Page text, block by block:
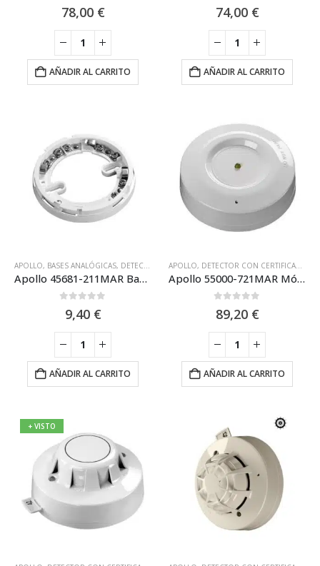
78,00 €
AÑADIR AL CARRITO
74,00 €
AÑADIR AL CARRITO
APOLLO, BASES ANALÓGICAS, DETECTOR CON CERTIFICACIÓN MARINA ,EQUIPOS
Apollo 45681-211MAR Base para Detectores Marinos XP95
9,40 €
AÑADIR AL CARRITO
APOLLO, DETECTOR CON CERTIFICACIÓN MARINA
Apollo 55000-721MAR Módulo aislador con Led Certificación Marina y SIL2
89,20 €
AÑADIR AL CARRITO
+ VISTO